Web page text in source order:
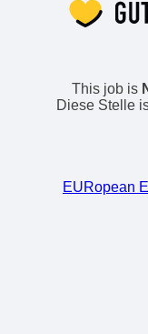
This job is
Diese Stelle
EURopean